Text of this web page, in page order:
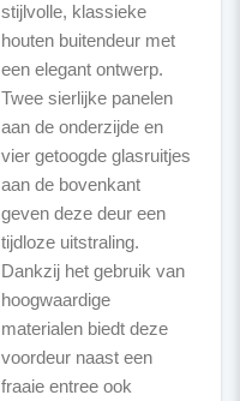
stijlvolle, klassieke
houten buitendeur met
een elegant ontwerp.
Twee sierlijke panelen
aan de onderzijde en
vier getoogde glasruitjes
aan de bovenkant
geven deze deur een
tijdloze uitstraling.
Dankzij het gebruik van
hoogwaardige
materialen biedt deze
voordeur naast een
fraaie entree ook